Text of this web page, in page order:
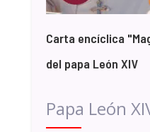
Carta encíclica
del papa León XIV
Papa León